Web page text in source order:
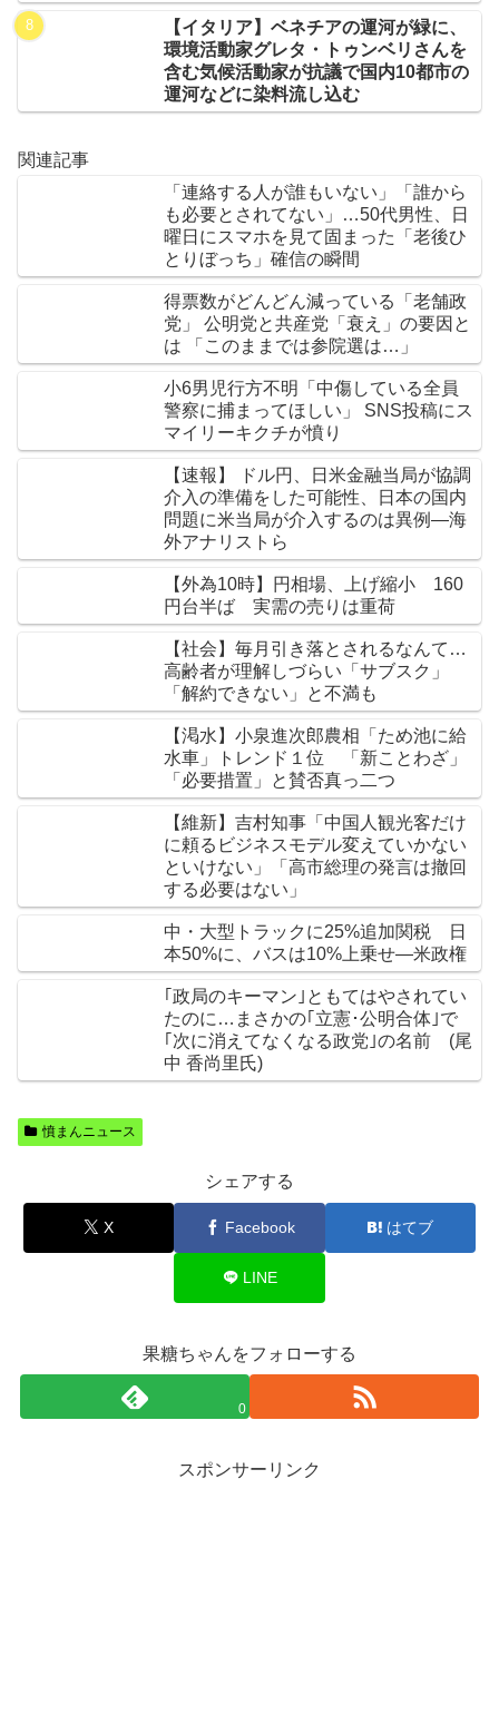
【イタリア】ベネチアの運河が緑に、
環境活動家グレタ・トゥンベリさんを
含む気候活動家が抗議で国内10都市の
運河などに染料流し込む
関連記事
「連絡する人が誰もいない」「誰から
も必要とされてない」…50代男性、日
曜日にスマホを見て固まった「老後ひ
とりぼっち」確信の瞬間
得票数がどんどん減っている「老舗政
党」 公明党と共産党「衰え」の要因と
は 「このままでは参院選は…」
小6男児行方不明「中傷している全員
警察に捕まってほしい」 SNS投稿にス
マイリーキクチが憤り
【速報】 ドル円、日米金融当局が協調
介入の準備をした可能性、日本の国内
問題に米当局が介入するのは異例―海
外アナリストら
【外為10時】円相場、上げ縮小 160
円台半ば 実需の売りは重荷
【社会】毎月引き落とされるなんて…
高齢者が理解しづらい「サブスク」
「解約できない」と不満も
【渇水】小泉進次郎農相「ため池に給
水車」トレンド１位 「新ことわざ」
「必要措置」と賛否真っ二つ
【維新】吉村知事「中国人観光客だけ
に頼るビジネスモデル変えていかない
といけない」「高市総理の発言は撤回
する必要はない」
中・大型トラックに25%追加関税 日
本50%に、バスは10%上乗せ―米政権
｢政局のキーマン｣ともてはやされてい
たのに…まさかの｢立憲･公明合体｣で
｢次に消えてなくなる政党｣の名前 (尾
中 香尚里氏)
憤まんニュース
シェアする
X Facebook はてブ
LINE
果糖ちゃんをフォローする
0
スポンサーリンク